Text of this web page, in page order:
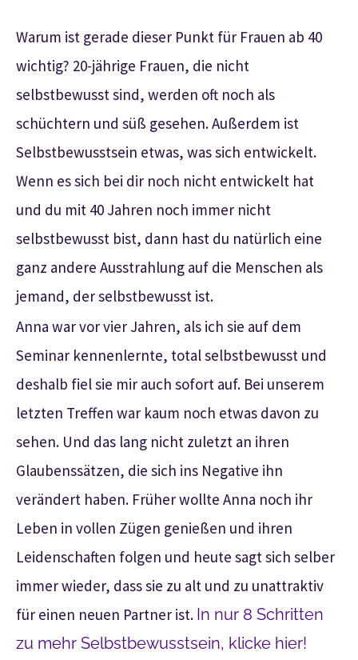
Warum ist gerade dieser Punkt für Frauen ab 40
wichtig? 20-jährige Frauen, die nicht
selbstbewusst sind, werden oft noch als
schüchtern und süß gesehen. Außerdem ist
Selbstbewusstsein etwas, was sich entwickelt.
Wenn es sich bei dir noch nicht entwickelt hat
und du mit 40 Jahren noch immer nicht
selbstbewusst bist, dann hast du natürlich eine
ganz andere Ausstrahlung auf die Menschen als
jemand, der selbstbewusst ist.
Anna war vor vier Jahren, als ich sie auf dem
Seminar kennenlernte, total selbstbewusst und
deshalb fiel sie mir auch sofort auf. Bei unserem
letzten Treffen war kaum noch etwas davon zu
sehen. Und das lang nicht zuletzt an ihren
Glaubenssätzen, die sich ins Negative ihn
verändert haben. Früher wollte Anna noch ihr
Leben in vollen Zügen genießen und ihren
Leidenschaften folgen und heute sagt sich selber
immer wieder, dass sie zu alt und zu unattraktiv
für einen neuen Partner ist. In nur 8 Schritten
zu mehr Selbstbewusstsein, klicke hier!